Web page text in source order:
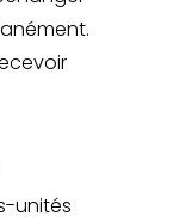
unités